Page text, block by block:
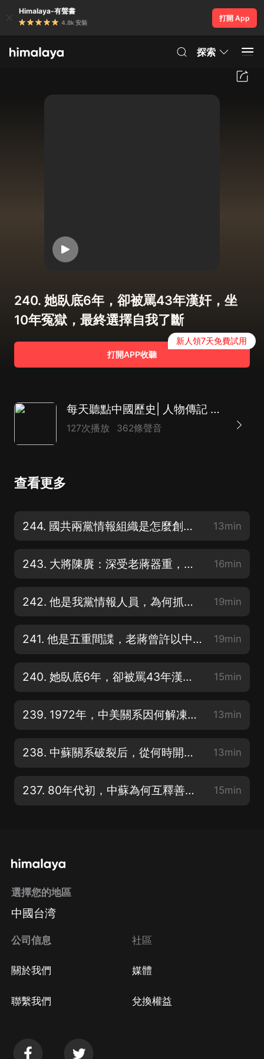
Himalaya-有聲書
4.8k 安裝
打開 App
探索
240. 她臥底6年，卻被罵43年漢奸，坐
10年冤獄，最終選擇自我了斷
打開APP收聽
新人領7天免費試用
每天聽點中國歷史| 人物傳記 逸聞趣史 軍事紀實
127次播放 362條聲音
查看更多
244. 國共兩黨情報組織是怎麼創建的？我黨的中央特科早期成員都有誰？ 13min
243. 大將陳賡：深受老蔣器重，為何離開老蔣？如何成了我黨情報科長？ 16min
242. 他是我黨情報人員，為何抓父親入獄？為何陪溥儀坐了5年牢？ 19min
241. 他是五重間諜，老蔣曾許以中將，他選擇回歸我黨，結局令人唏噓 19min
240. 她臥底6年，卻被罵43年漢奸，坐10年冤獄，最終選擇自我了斷 15min
239. 1972年，中美關系因何解凍？中美聯合做了哪些事情？ 13min
238. 中蘇關系破裂后，從何時開始，因何原因，重新有了接觸？ 13min
237. 80年代初，中蘇為何互釋善意？中國為何主動與美國拉開距離？ 15min
選擇您的地區
中國台湾
公司信息
關於我們
聯繫我們
社區
媒體
兌換權益